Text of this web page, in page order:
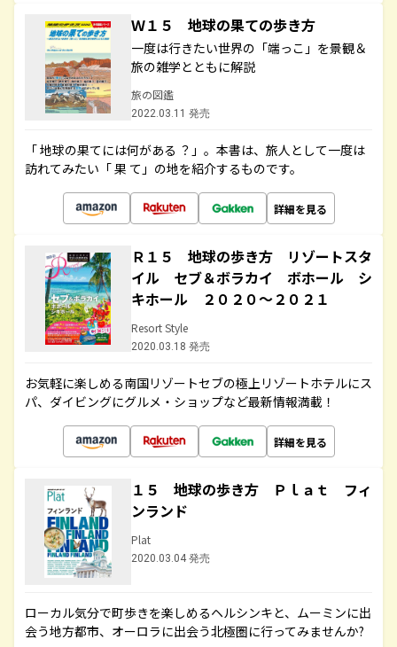
Ｗ１５ 地球の果ての歩き方
一度は行きたい世界の「端っこ」を景観＆
旅の雑学とともに解説
旅の図鑑
2022.03.11 発売
「 地球の果てには何がある ？」。本書は、旅人として一度は
訪れてみたい「 果 て」の地を紹介するものです。
詳細を見る
Ｒ１５ 地球の歩き方 リゾートスタ
イル セブ＆ボラカイ ボホール シ
キホール ２０２０～２０２１
Resort Style
2020.03.18 発売
お気軽に楽しめる南国リゾートセブの極上リゾートホテルにス
パ、ダイビングにグルメ・ショップなど最新情報満載！
詳細を見る
１５ 地球の歩き方 Ｐｌａｔ フィ
ンランド
Plat
2020.03.04 発売
ローカル気分で町歩きを楽しめるヘルシンキと、ムーミンに出
会う地方都市、オーロラに出会う北極圏に行ってみませんか?